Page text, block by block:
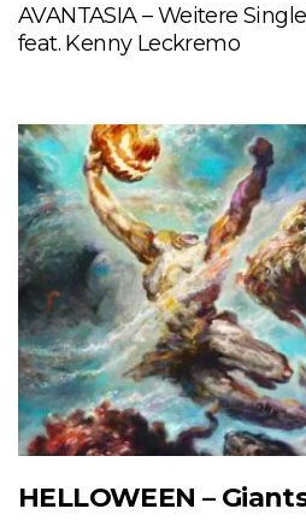
AVANTASIA – Weitere
feat. Kenny Leckremo
HELLOWEEN –